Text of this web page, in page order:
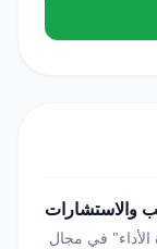
والاستشارات
الأداء" في مجال